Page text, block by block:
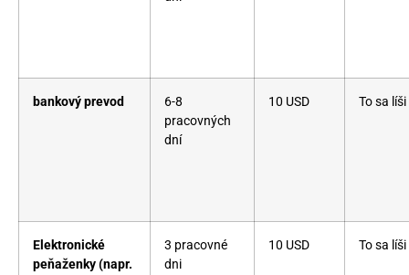
bankový prevod
6-8
pracovných
dní
10 USD To sa líši
Elektronické
peňaženky (napr.
3 pracovné
dni
10 USD To sa líši